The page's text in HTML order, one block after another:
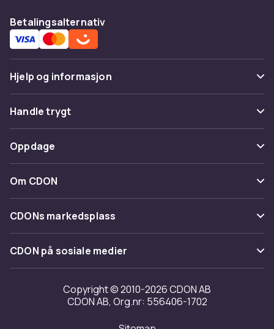
Betalingsalternativ
Hjelp og informasjon
Vanlige spørsmål
Spor pakke
Angre & returner her
Kontakt oss
Handle trygt
Betaling
Levering
Tilbakekallinger
Oppdage
Kategorier
Varemerker
Om CDON
Om oss
Kundeanmeldelser
Jobbe på CDON
Investor relations
Tilgjengelighet
CDONs markedsplass
Merchant Help Center
CDON på sosiale medier
Copyright © 2010-2026 CDON AB
CDON AB, Org.nr: 556406-1702